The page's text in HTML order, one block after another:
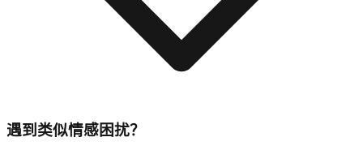
遇到类似情感困扰？